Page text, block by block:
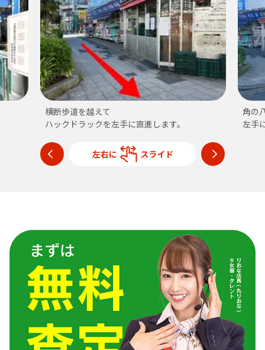
横断歩道を越えて
ハックドラックを左手に直進します。
角の
左手